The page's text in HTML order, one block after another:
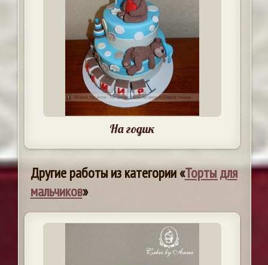
На годик
Другие работы из категории «Торты для
мальчиков»